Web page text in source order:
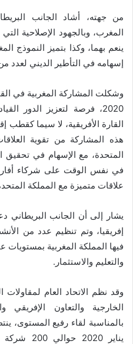
من جهته، أشاد الجانب
المغرب، وبالجهود الإصلاحية التي
ينعم بهما، وكذا بتميز النموذج
إسهامه في التأطير الديني لعدد
وشكلت المشاركة المغربية في
2020، فرصة لتعزيز الدور
القارة الأفريقية، لا سيما كقطب
هذه المشاركة من تقوية
المتحدة، مع الإسهام في تحقيق
في نفس الوقت على شركاء
علاقات متميزة مع المملكة المتحدة
يشار إلى أن الجانب البريطاني
إفريقيا، وتم تنظيم عدد من
فيها المملكة المغربية بمستويات
والتعليم والاستثمار.
وقد نظم الاتحاد العام
الخارجية والتعاون الإفريقي